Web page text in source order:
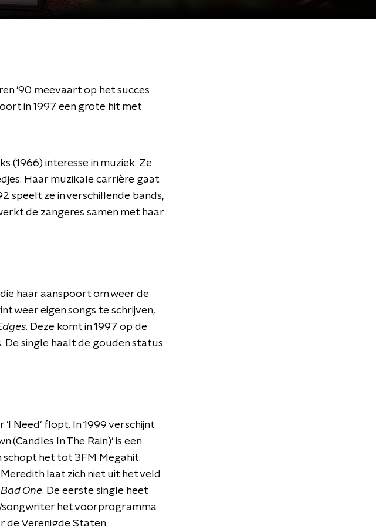
'90 meevaart op het succes
in 1997 een grote hit met
(1966) interesse in muziek. Ze
Haar muzikale carrière gaat
speelt ze in verschillende bands,
de zangeres samen met haar
haar aanspoort om weer de
weer eigen songs te schrijven,
. Deze komt in 1997 op de
De single haalt de gouden status
'I Need' flopt. In 1999 verschijnt
(Candles In The Rain)' is een
schopt het tot 3FM Megahit.
laat zich niet uit het veld
One. De eerste single heet
songwriter het voorprogramma
de Verenigde Staten.